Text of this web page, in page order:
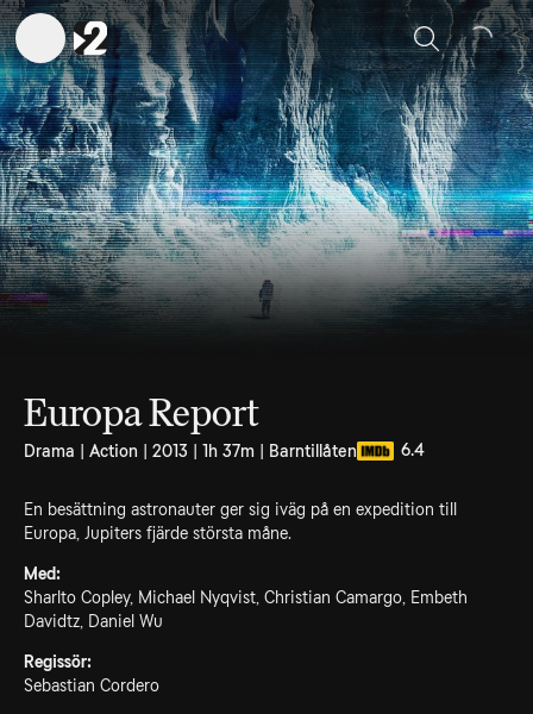
Sök
Europa Report
Drama | Action | 2013 | 1h 37m | Barntillåten 6.4
En besättning astronauter ger sig iväg på en expedition till
Europa, Jupiters fjärde största måne.
Med:
Sharlto Copley, Michael Nyqvist, Christian Camargo, Embeth
Davidtz, Daniel Wu
Regissör:
Sebastian Cordero